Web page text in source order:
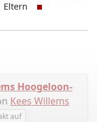
Eltern
Hoogeloon-
Kees Willems
auf